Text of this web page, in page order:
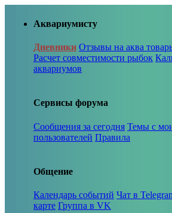
Аквариумисту
Дневники Отзывы на аква
Расчет совместимости рыбок
аквариумов
Сервисы форума
Сообщения за сегодня Темы с
пользователей Правила
Общение
Календарь событий Чат в
карте Группа в VK